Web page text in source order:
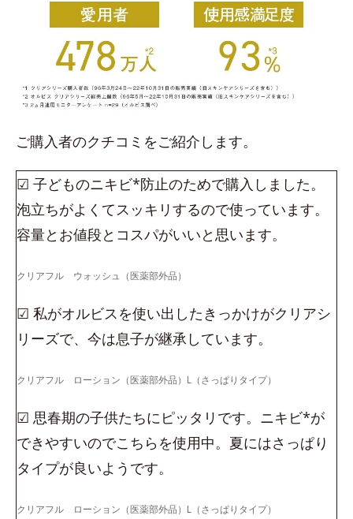
ご購入者のクチコミをご紹介します。
☑ 子どものニキビ*防止のためで購入しました。
泡立ちがよくてスッキリするので使っています。
容量とお値段とコスパがいいと思います。
クリアフル ウォッシュ（医薬部外品）
☑ 私がオルビスを使い出したきっかけがクリアシ
リーズで、今は息子が継承しています。
クリアフル ローション（医薬部外品）L（さっぱりタイプ）
☑ 思春期の子供たちにピッタリです。ニキビ*が
できやすいのでこちらを使用中。夏にはさっぱり
タイプが良いようです。
クリアフル ローション（医薬部外品）L（さっぱりタイプ）